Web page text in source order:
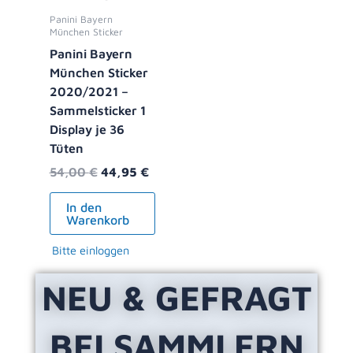
Panini Bayern
München Sticker
Panini Bayern
München Sticker
2020/2021 –
Sammelsticker 1
Display je 36
Tüten
54,00€ 44,95 €
In den
Warenkorb
Bitte einloggen
NEU & GEFRAGT